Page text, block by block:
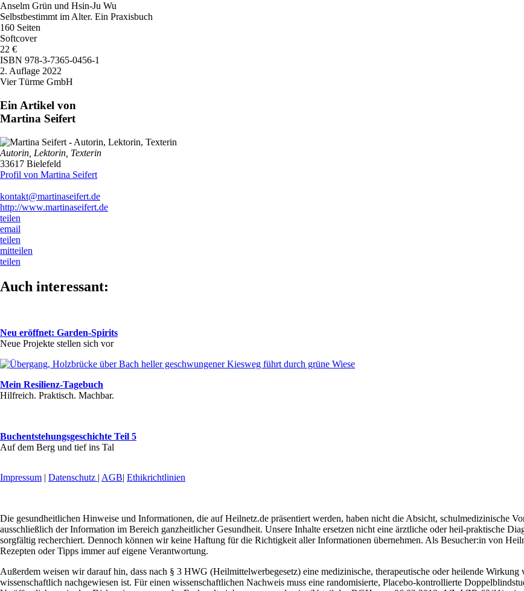
Anselm Grün und Hsin-Ju Wu
Selbstbestimmt im Alter. Ein Praxisbuch
160 Seiten
Softcover
22 €
ISBN 978-3-7365-0456-1
2. Auflage 2022
Vier Türme GmbH
Ein Artikel von
Martina Seifert
Autorin, Lektorin, Texterin
33617 Bielefeld
Profil von Martina Seifert
kontakt@martinaseifert.de
http://www.martinaseifert.de
teilen
email
teilen
mitteilen
teilen
Auch interessant:
Neu eröffnet: Garden-Spirits
Neue Projekte stellen sich vor
Mein Resilienz-Tagebuch
Hilfreich. Praktisch. Machbar.
Buchentstehungsgeschichte Teil 5
Auf dem Berg und tief ins Tal
Impressum | Datenschutz | AGB| Ethikrichtlinien
Die gesundheitlichen Hinweise und Informationen, die auf Heilnetz.de präsentiert werden, haben nicht die Absicht, schulmedizinische
ausschließlich der Information im Bereich ganzheitlicher Gesundheit. Unsere Inhalte ersetzen nicht eine ärztliche oder heil-praktische
sorgfältig recherchiert. Dennoch können wir keine Haftung für die Richtigkeit aller Informationen übernehmen. Als Besucher:in von
Rezepten oder Tipps immer auf eigene Verantwortung.
Außerdem weisen wir darauf hin, dass nach § 3 HWG (Heilmittelwerbegesetz) eine medizinische, therapeutische oder heilende
wissenschaftlich nachgewiesen ist. Für einen wissenschaftlichen Nachweis muss eine randomisierte, Placebo-kontrollierte